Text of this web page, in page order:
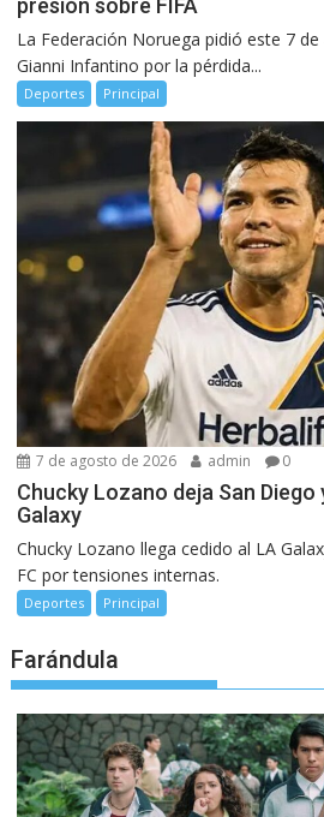
presión sobre FIFA
La Federación Noruega pidió este 7
Gianni Infantino por la pérdida...
Deportes Principal
7 de agosto de 2026 admin 0
Chucky Lozano deja San
Galaxy
Chucky Lozano llega cedido al LA
FC por tensiones internas.
Deportes Principal
Farándula